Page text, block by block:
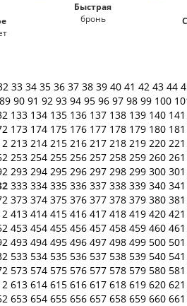
Быстрая
бронь
33 34 35 36 37 38 39 40 41 42 43 44
89 90 91 92 93 94 95 96 97 98 99 100
133 134 135 136 137 138 139 140 141
173 174 175 176 177 178 179 180 181
213 214 215 216 217 218 219 220 221
253 254 255 256 257 258 259 260 261
293 294 295 296 297 298 299 300 301
333 334 335 336 337 338 339 340 341
373 374 375 376 377 378 379 380 381
413 414 415 416 417 418 419 420 421
453 454 455 456 457 458 459 460 461
493 494 495 496 497 498 499 500 501
533 534 535 536 537 538 539 540 541
573 574 575 576 577 578 579 580 581
613 614 615 616 617 618 619 620 621
653 654 655 656 657 658 659 660 661